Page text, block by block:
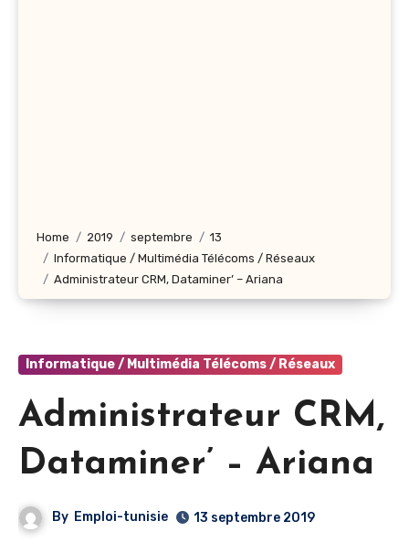
Home 2019 septembre
13
Informatique / Multimédia Télécoms / Réseaux
Administrateur CRM, Dataminer’ – Ariana
Informatique / Multimédia Télécoms / Réseaux
Administrateur CRM,
Dataminer’ – Ariana
By Emploi-tunisie 13 septembre 2019